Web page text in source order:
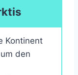
Kontinent
den